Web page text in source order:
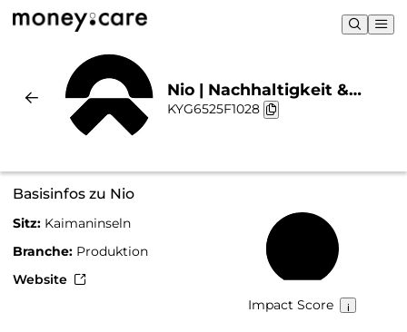
Nio | Nachhaltigkeit &
Chart
KYG6525F1028
Basisinfos zu Nio
Sitz: Kaimaninseln
Branche: Produktion
Website
Impact Score